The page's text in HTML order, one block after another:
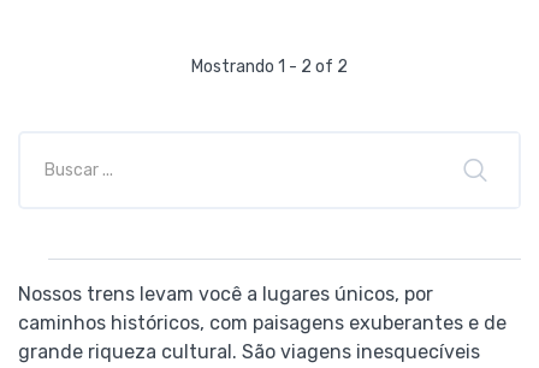
Mostrando 1 - 2 of 2
Nossos trens levam você a lugares únicos, por
caminhos históricos, com paisagens exuberantes e de
grande riqueza cultural. São viagens inesquecíveis